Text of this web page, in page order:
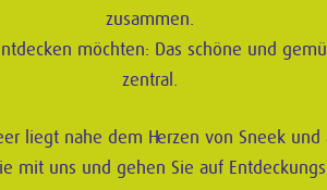
zusammen.
möchten: Das schöne und
zentral.
liegt nahe dem Herzen von Sneek und
mit uns und gehen Sie auf